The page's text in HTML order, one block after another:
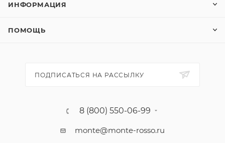
ИНФОРМАЦИЯ
ПОМОЩЬ
ПОДПИСАТЬСЯ НА РАССЫЛКУ
8 (800) 550-06-99
monte@monte-rosso.ru